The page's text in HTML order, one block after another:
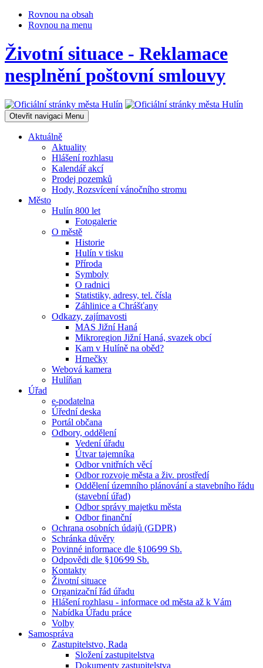
Rovnou na obsah
Rovnou na menu
Životní situace - Reklamace
nesplnění poštovní smlouvy
Otevřit navigaci Menu
Aktuálně
Aktuality
Hlášení rozhlasu
Kalendář akcí
Prodej pozemků
Hody, Rozsvícení vánočního stromu
Město
Hulín 800 let
Fotogalerie
O městě
Historie
Hulín v tisku
Příroda
Symboly
O radnici
Statistiky, adresy, tel. čísla
Záhlinice a Chrášťany
Odkazy, zajímavosti
MAS Jižní Haná
Mikroregion Jižní Haná, svazek obcí
Kam v Hulíně na oběd?
Hrnečky
Webová kamera
Hulíňan
Úřad
e-podatelna
Úřední deska
Portál občana
Odbory, oddělení
Vedení úřadu
Útvar tajemníka
Odbor vnitřních věcí
Odbor rozvoje města a živ. prostředí
Oddělení územního plánování a stavebního řádu
(stavební úřad)
Odbor správy majetku města
Odbor finanční
Ochrana osobních údajů (GDPR)
Schránka důvěry
Povinné informace dle §106⁄99 Sb.
Odpovědi dle §106⁄99 Sb.
Kontakty
Životní situace
Organizační řád úřadu
Hlášení rozhlasu - informace od města až k Vám
Nabídka Úřadu práce
Volby
Samospráva
Zastupitelstvo, Rada
Složení zastupitelstva
Dokumenty zastupitelstva